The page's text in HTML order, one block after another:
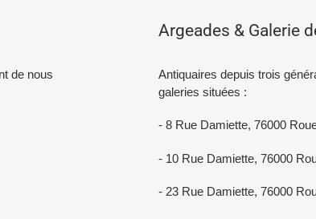
de nous
Argeades & Galerie
Antiquaires depuis trois
galeries situées :
- 8 Rue Damiette, 76000
- 10 Rue Damiette, 76000
- 23 Rue Damiette, 76000